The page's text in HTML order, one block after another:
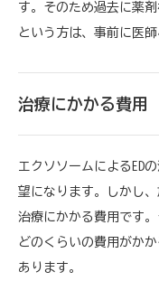
す。そのため過去に薬
という方は、事前に医
治療にかかる費用
エクソソームによるED
望になります。しかし
治療にかかる費用です
どのくらいの費用がか
あります。